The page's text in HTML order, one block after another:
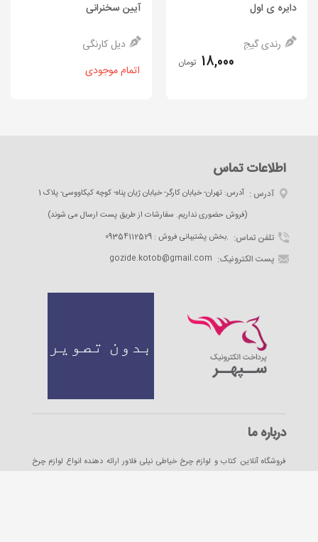
دایره ی اول
رندی گیج
18,000 تومان
آیین سخنرانی
دیل کارنگی
اتمام موجودی
اطلاعات تماس
آدرس :
آدرس: تهران- خیابان کارگر- خیابان ژیان پناه- کوچه کیکاووسی- پلاک 1
(فروش حضوری نداریم. سفارشات از طریق پست ارسال می شوند)
تلفن تماس: 09354112529 : بخش پشتیبانی فروش.
پست الکترونیک: gozide.kotob@gmail.com
درباره ما
فروشگاه آنلاین کتاب و لوازم چرخ خیاطی نیلی فلاور ارائه دهنده انواع لوازم چرخ